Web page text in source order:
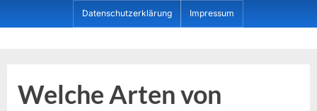
to
Datenschutzerklärung Impressum
Welche Arten von